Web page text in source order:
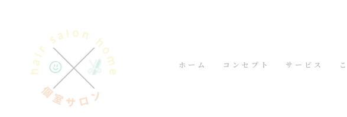
ホーム コンセプト サービス